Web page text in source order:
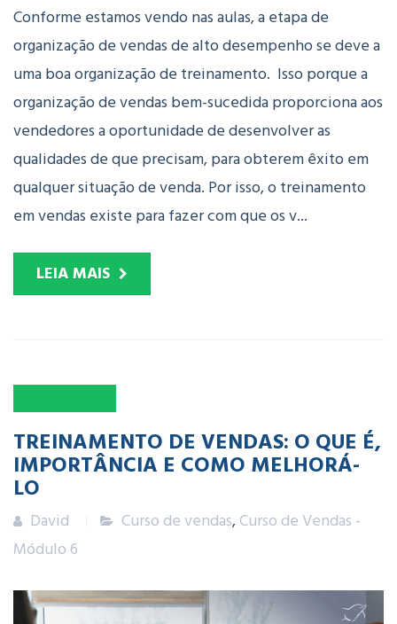
Conforme estamos vendo nas aulas, a etapa de
organização de vendas de alto desempenho se deve a
uma boa organização de treinamento. Isso porque a
organização de vendas bem-sucedida proporciona aos
vendedores a oportunidade de desenvolver as
qualidades de que precisam, para obterem êxito em
qualquer situação de venda. Por isso, o treinamento
em vendas existe para fazer com que os v...
LEIA MAIS
TREINAMENTO DE VENDAS: O QUE É,
IMPORTÂNCIA E COMO MELHORÁ-
LO
David Curso de vendas,Curso de Vendas -
Módulo 6